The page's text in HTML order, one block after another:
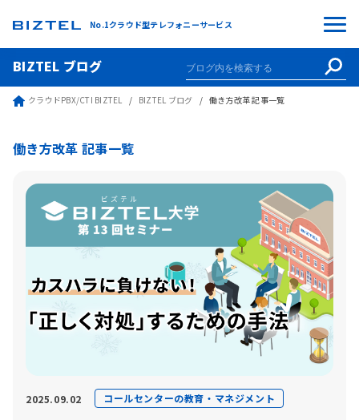
No.1クラウド型テレフォニーサービス
BIZTEL ブログ
クラウドPBX/CTI BIZTEL BIZTEL ブログ 働き方改革 記事一覧
働き方改革 記事一覧
2025.09.02 コールセンターの教育・マネジメント